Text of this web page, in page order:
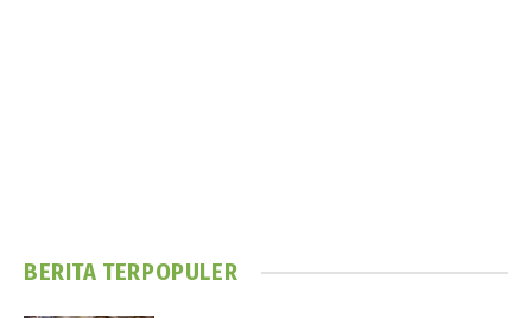
BERITA TERPOPULER